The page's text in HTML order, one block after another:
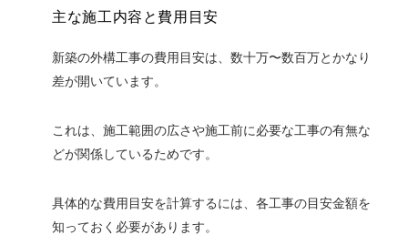
主な施工内容と費用目安
新築の外構工事の費用目安は、数十万〜数百万とかなり
差が開いています。
これは、施工範囲の広さや施工前に必要な工事の有無な
どが関係しているためです。
具体的な費用目安を計算するには、各工事の目安金額を
知っておく必要があります。